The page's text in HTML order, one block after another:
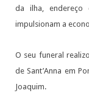
da ilha, endereço
impulsionam a
O seu funeral
de Sant’Anna em
Joaquim.